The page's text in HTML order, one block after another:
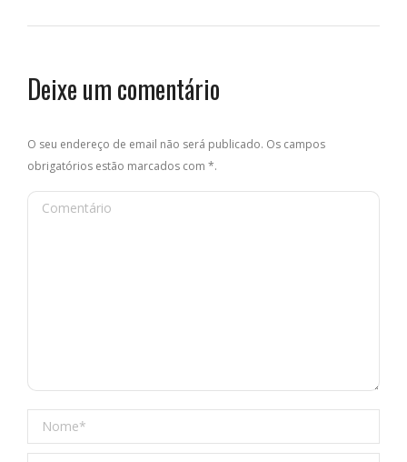
Deixe um comentário
O seu endereço de email não será publicado. Os campos
obrigatórios estão marcados com *.
Comentário
Nome *